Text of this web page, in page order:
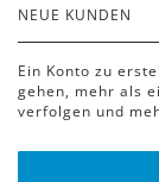
NEUE KUNDEN
Ein Konto zu
gehen, mehr als
verfolgen und